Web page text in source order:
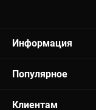
Информация
Популярное
Клиентам